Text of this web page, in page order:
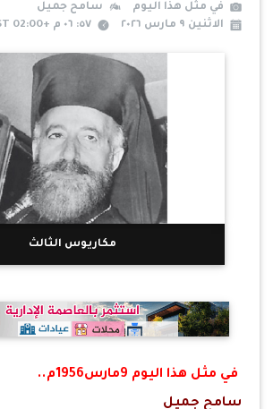
في مثل هذا اليوم
سامح جميل
الاثنين ٩ مارس ٢٠٢٦
٥٧: ٠٦ م +02:00 CEST
مكاريوس الثالث
في مثل هذا اليوم 9مارس1956م..
سامح جميل